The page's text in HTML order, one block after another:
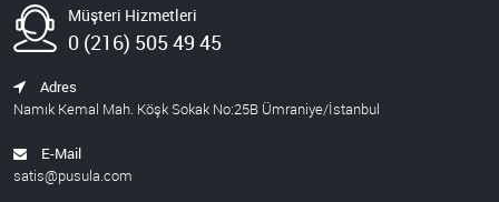
Müşteri Hizmetleri
0 (216) 505 49 45
Adres
Namık Kemal Mah. Köşk Sokak No:25B Ümraniye/İstanbul
E-Mail
satis@pusula.com